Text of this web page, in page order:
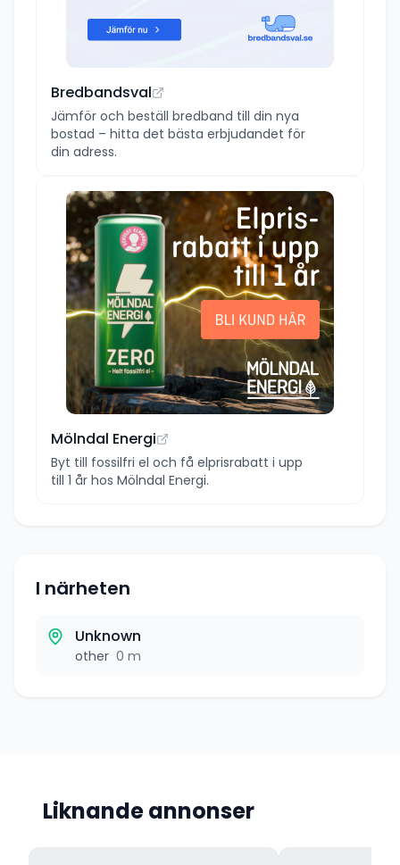
Bredbandsval
Jämför och beställ bredband till din nya
bostad – hitta det bästa erbjudandet för
din adress.
Mölndal Energi
Byt till fossilfri el och få elprisrabatt i upp
till 1 år hos Mölndal Energi.
I närheten
Unknown
other 0 m
Liknande annonser